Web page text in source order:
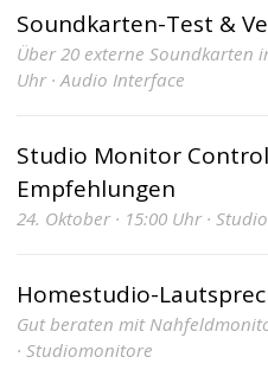
Soundkarten-Test &
Über 20 externe Soundkarten
Uhr · Audio Interface
Studio Monitor
Empfehlungen
24. Oktober · 15:00 Uhr ·
Homestudio-
Gut beraten mit
· Studiomonitore